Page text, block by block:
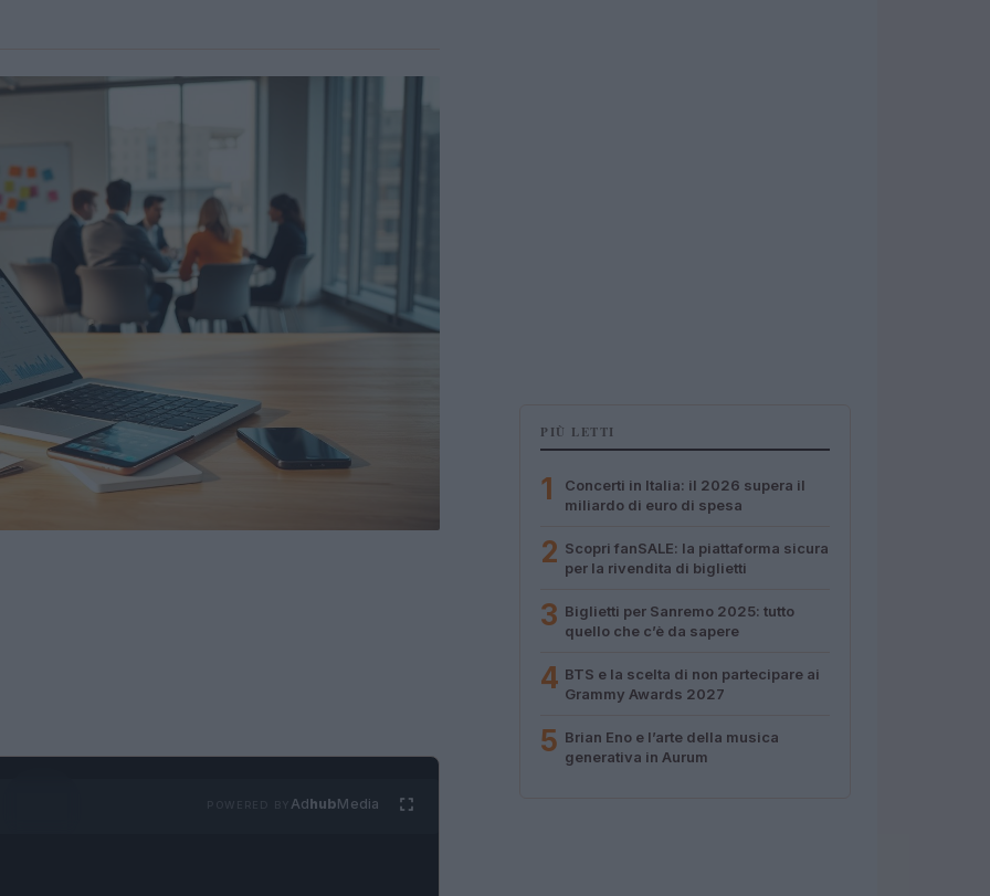
AdhubMedia
PIÙ LETTI
1
Concerti in Italia: il 2026 supera il
miliardo di euro di spesa
2 Scopri fanSALE: la piattaforma sicura
per la rivendita di biglietti
3 Biglietti per Sanremo 2025: tutto
quello che c’è da sapere
4 BTS e la scelta di non partecipare ai
Grammy Awards 2027
5 Brian Eno e l’arte della musica
generativa in Aurum